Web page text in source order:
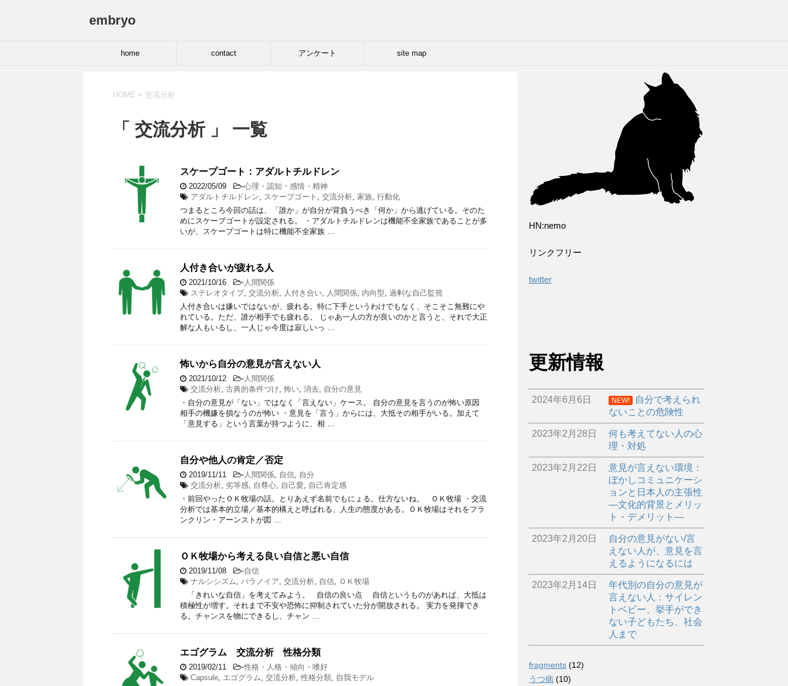
embryo
home contact アンケート site map
HOME > 交流分析
「 交流分析 」 一覧
スケープゴート：アダルトチルドレン
2022/05/09 -心理・認知・感情・精神
アダルトチルドレン, スケープゴート , 交流分析, 家族, 行動化
つまるところ今回の話は、「誰か」が自分が背負うべき「何か」から逃げている。そのた
めにスケープゴートが設定される。 ・アダルトチルドレンは機能不全家族であることが多
いが、スケープゴートは特に機能不全家族 …
人付き合いが疲れる人
2021/10/16 -人間関係
ステレオタイプ, 交流分析, 人付き合い, 人間関係, 内向型, 過剰な自己監視
人付き合いは嫌いではないが、疲れる。特に下手というわけでもなく、そこそこ無難にや
れている。ただ、誰が相手でも疲れる。 じゃあ一人の方が良いのかと言うと、それで大正
解な人もいるし、一人じゃ今度は寂しいっ …
怖いから自分の意見が言えない人
2021/10/12 -人間関係
交流分析, 古典的条件づけ, 怖い, 消去, 自分の意見
・自分の意見が「ない」ではなく「言えない」ケース。 自分の意見を言うのが怖い原因
相手の機嫌を損なうのが怖い ・意見を「言う」からには、大抵その相手がいる。加えて
「意見する」という言葉が持つように、相 …
自分や他人の肯定／否定
2019/11/11 -人間関係, 自信, 自分
交流分析, 劣等感, 自尊心, 自己愛, 自己肯定感
・前回やったＯＫ牧場の話。とりあえず名前でもにょる。仕方ないね。 ＯＫ牧場 ・交流
分析では基本的立場／基本的構えと呼ばれる、人生の態度がある。ＯＫ牧場はそれをフラ
ンクリン・アーンストが図 …
ＯＫ牧場から考える良い自信と悪い自信
2019/11/08 -自信
ナルシシズム, パラノイア, 交流分析, 自信, ＯＫ牧場
「きれいな自信」を考えてみよう。 自信の良い点 自信というものがあれば、大抵は
積極性が増す。それまで不安や恐怖に抑制されていた分が開放される。 実力を発揮でき
る。チャンスを物にできるし、チャン …
エゴグラム 交流分析 性格分類
2019/02/11 -性格・人格・傾向・嗜好
Capsule, エゴグラム, 交流分析, 性格分類, 自我モデル
HN:nemo
リンクフリー
twitter
更新情報
2024年6月6日 NEW!
自分で考えられ
ないことの危険性
2023年2月28日
何も考えてない人の心
理・対処
2023年2月22日
意見が言えない環境：
ぼかしコミュニケーシ
ョンと日本人の主張性
―文化的背景とメリッ
ト・デメリット―
2023年2月20日
自分の意見がない/言
えない人が、意見を言
えるようになるには
2023年2月14日
年代別の自分の意見が
言えない人：サイレン
トベビー、挙手ができ
ない子どもたち、社会
人まで
fragments (12)
うつ病 (10)